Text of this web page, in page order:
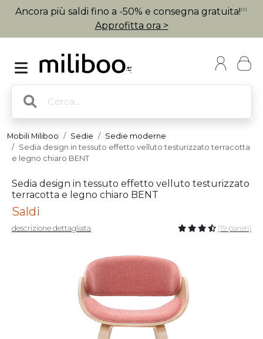
Ancora più saldi fino a -50% e consegna gratuita! (1)
Approfitta ora >
Mobili Miliboo Sedie
Sedie moderne
Sedia design in tessuto effetto velluto testurizzato terracotta
e legno chiaro BENT
Sedia design in tessuto effetto velluto testurizzato
terracotta e legno chiaro BENT
Saldi
descrizione dettagliata (19 pareri)